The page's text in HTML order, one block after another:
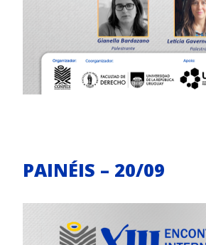
PAINÉIS – 20/09